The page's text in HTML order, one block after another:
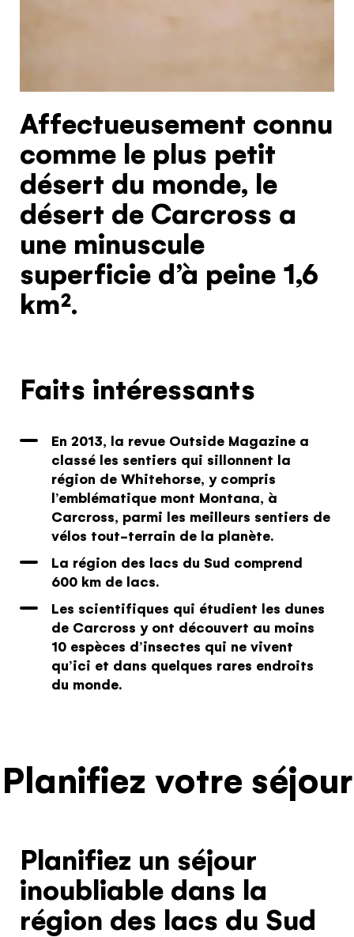
the United
Kingdom
Would you like to see our exclusive UK
experience provider?
SEE UK PROVIDERS
Continue to provider experience
Affectueusement connu
comme le plus petit
désert du monde, le
désert de Carcross a
une minuscule
superficie d’à peine 1,6
km².
Faits intéressants
En 2013, la revue Outside Magazine a
classé les sentiers qui sillonnent la
région de Whitehorse, y compris
l’emblématique mont Montana, à
Carcross, parmi les meilleurs sentiers de
vélos tout-terrain de la planète.
La région des lacs du Sud comprend
600 km de lacs.
Les scientifiques qui étudient les dunes
de Carcross y ont découvert au moins
10 espèces d’insectes qui ne vivent
qu’ici et dans quelques rares endroits
du monde.
Planifiez votre séjour
Planifiez un séjour
inoubliable dans la
région des lacs du Sud